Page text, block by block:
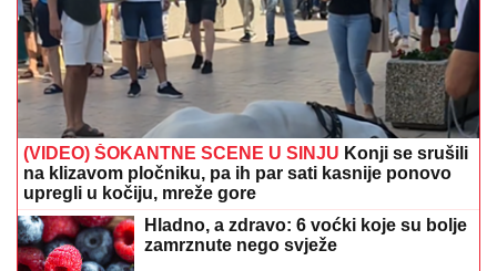
(VIDEO) ŠOKANTNE SCENE U SINJU Konji se srušili
na klizavom pločniku, pa ih par sati kasnije ponovo
upregli u kočiju, mreže gore
Hladno, a zdravo: 6 voćki koje su bolje
zamrznute nego svježe